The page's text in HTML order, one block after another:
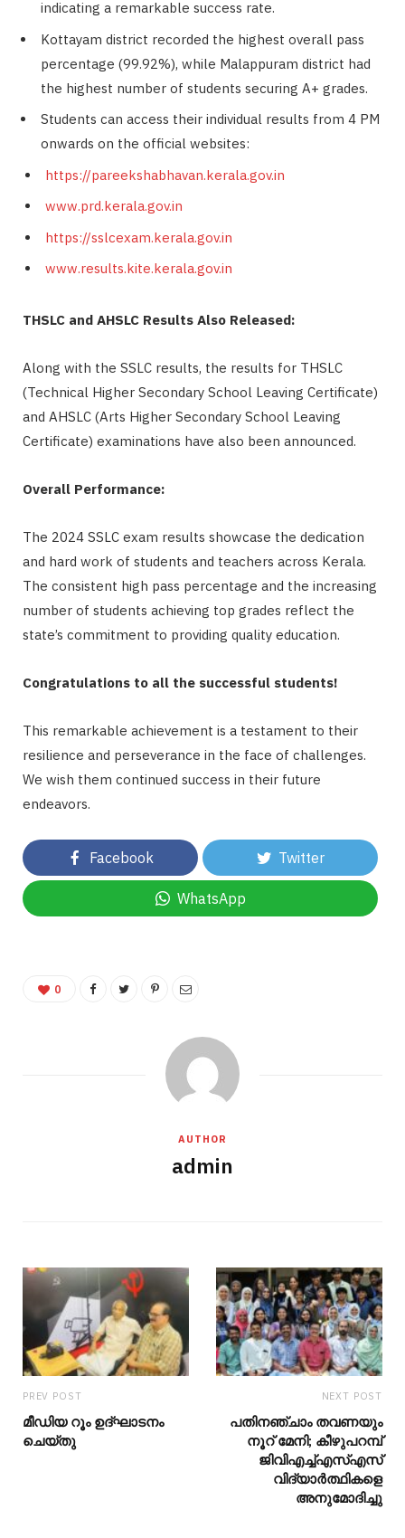
indicating a remarkable success rate.
Kottayam district recorded the highest overall pass
percentage (99.92%), while Malappuram district had
the highest number of students securing A+ grades.
Students can access their individual results from 4 PM
onwards on the official websites:
https://pareekshabhavan.kerala.gov.in
www.prd.kerala.gov.in
https://sslcexam.kerala.gov.in
www.results.kite.kerala.gov.in
THSLC and AHSLC Results Also Released:
Along with the SSLC results, the results for THSLC
(Technical Higher Secondary School Leaving Certificate)
and AHSLC (Arts Higher Secondary School Leaving
Certificate) examinations have also been announced.
Overall Performance:
The 2024 SSLC exam results showcase the dedication
and hard work of students and teachers across Kerala.
The consistent high pass percentage and the increasing
number of students achieving top grades reflect the
state’s commitment to providing quality education.
Congratulations to all the successful students!
This remarkable achievement is a testament to their
resilience and perseverance in the face of challenges.
We wish them continued success in their future
endeavors.
Facebook Twitter
WhatsApp
0
AUTHOR
admin
PREV POST
മീഡിയ റൂം ഉദ്ഘാടനം
ചെയ്തു
NEXT POST
പതിനഞ്ചാം തവണയും
നൂറ് മേനി; കീഴുപറമ്പ്
ജിവിഎച്ച്എസ്എസ്
വിദ്യാർത്ഥികളെ
അനുമോദിച്ചു